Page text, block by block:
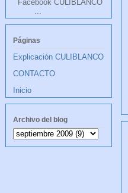
Facebook CULIBLANCO
...
Páginas
Explicación CULIBLANCO
CONTACTO
Inicio
Archivo del blog